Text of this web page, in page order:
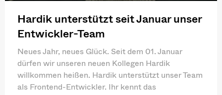
Hardik unterstützt seit Januar unser
Entwickler-Team
Neues Jahr, neues Glück. Seit dem 01. Januar
dürfen wir unseren neuen Kollegen Hardik
willkommen heißen. Hardik unterstützt unser Team
als Frontend-Entwickler. Ihr kennt das